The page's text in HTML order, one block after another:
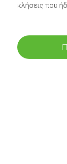
κλήσεις που